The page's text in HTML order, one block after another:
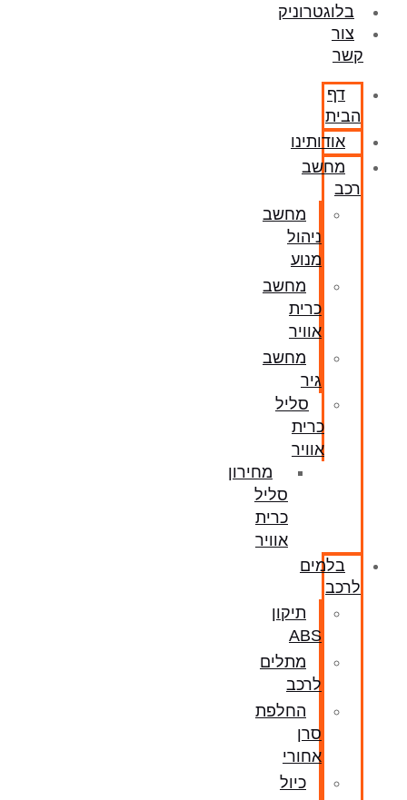
בלוגטרוניק
צור
קשר
דף
הבית
אודותינו
מחשב
רכב
מחשב
ניהול
מנוע
מחשב
כרית
אוויר
מחשב
גיר
סליל
כרית
אוויר
מחירון
סליל
כרית
אוויר
בלמים
לרכב
תיקון
ABS
מתלים
לרכב
החלפת
סרן
אחורי
כיול